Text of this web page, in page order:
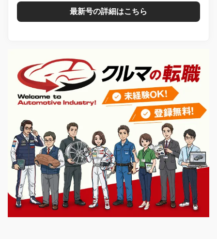
最新号の詳細はこちら